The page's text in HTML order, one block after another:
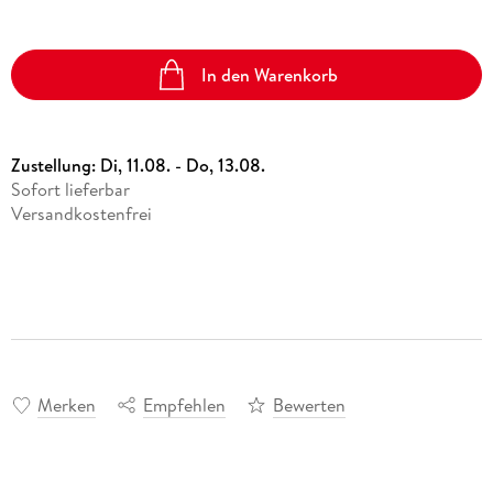
In den Warenkorb
Zustellung: Di, 11.08. - Do, 13.08.
Sofort lieferbar
Versandkostenfrei
Merken Empfehlen Bewerten